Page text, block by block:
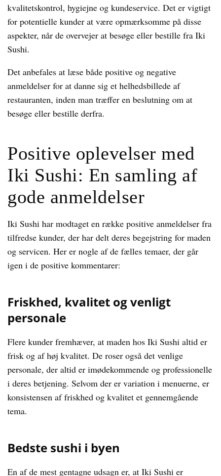
kvalitetskontrol, hygiejne og kundeservice. Det er vigtigt
for potentielle kunder at være opmærksomme på disse
aspekter, når de overvejer at besøge eller bestille fra Iki
Sushi.
Det anbefales at læse både positive og negative
anmeldelser for at danne sig et helhedsbillede af
restauranten, inden man træffer en beslutning om at
besøge eller bestille derfra.
Positive oplevelser med
Iki Sushi: En samling af
gode anmeldelser
Iki Sushi har modtaget en række positive anmeldelser fra
tilfredse kunder, der har delt deres begejstring for maden
og servicen. Her er nogle af de fælles temaer, der går
igen i de positive kommentarer:
Friskhed, kvalitet og venligt
personale
Flere kunder fremhæver, at maden hos Iki Sushi altid er
frisk og af høj kvalitet. De roser også det venlige
personale, der altid er imødekommende og professionelle
i deres betjening. Selvom der er variation i menuerne, er
konsistensen af friskhed og kvalitet et gennemgående
tema.
Bedste sushi i byen
En af de mest gentagne udsagn er, at Iki Sushi er